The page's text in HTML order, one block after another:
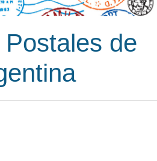
de